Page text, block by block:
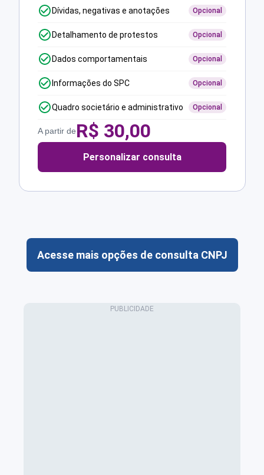
Dívidas, negativas e anotações Opcional
Detalhamento de protestos Opcional
Dados comportamentais Opcional
Informações do SPC Opcional
Quadro societário e administrativo Opcional
A partir deR$ 30,00
Personalizar consulta
Acesse mais opções de consulta CNPJ